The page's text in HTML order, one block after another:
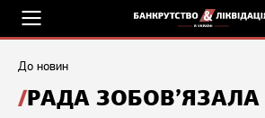
До новин
РАДА